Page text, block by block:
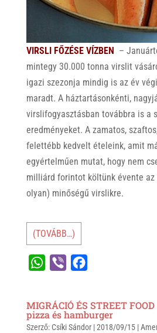
VIRSLI FŐZÉSE VÍZBEN –
mintegy 30.000 tonna virslit
igazi szezonja mindig is az év
maradt. A háztartásonkénti,
virslifogyasztásban továbbra is a
eredményeket. A zamatos,
felettébb kedvelt ételeink, amit
egyértelműen mutat, hogy nem
milliárd forintot költünk évente az
olyan) minőségű virslikre.
(TOVÁBB…)
t
s
e
r
e
b
MIGRÁCIÓ ÉS STREET
pizza és hamburger
Szerző: Csíki Sándor|2018/09/15|